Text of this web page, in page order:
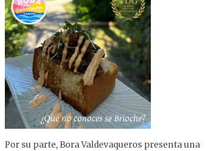
Por su parte, Bora Valdevaqueros presenta una